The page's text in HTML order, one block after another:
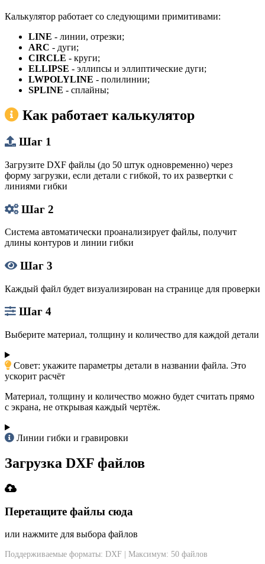
Калькулятор работает со следующими примитивами:
LINE - линии, отрезки;
ARC - дуги;
CIRCLE - круги;
ELLIPSE - эллипсы и эллиптические дуги;
LWPOLYLINE - полилинии;
SPLINE - сплайны;
Как работает калькулятор
Шаг 1
Загрузите DXF файлы (до 50 штук одновременно) через
форму загрузки, если детали с гибкой, то их развертки с
линиями гибки
Шаг 2
Система автоматически проанализирует файлы, получит
длины контуров и линии гибки
Шаг 3
Каждый файл будет визуализирован на странице для проверки
Шаг 4
Выберите материал, толщину и количество для каждой детали
Совет: укажите параметры детали в названии файла. Это
ускорит расчёт
Материал, толщину и количество можно будет считать прямо
с экрана, не открывая каждый чертёж.
Линии гибки и гравировки
Загрузка DXF файлов
Перетащите файлы сюда
или нажмите для выбора файлов
Поддерживаемые форматы: DXF | Максимум: 50 файлов